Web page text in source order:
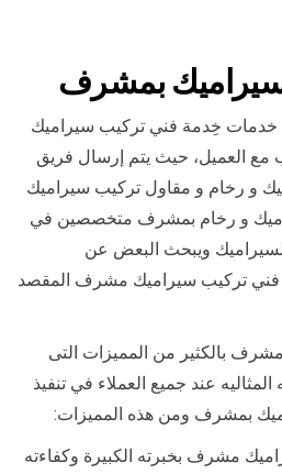
بمشرف
خدمات خِدمة فني تركيب سيراميك
العميل، حيث يتم إرسال فريق
و رخام و مقاول تركيب سيراميك
و رخام بمشرف متخصصين في
ويبحث البعض عن
فني تركيب سيراميك مشرف المقصد
بالكثير من المميزات التى
عند جميع العملاء في تنفيذ
بمشرف ومن هذه المميزات:
مشرف بخبرته الكبيرة وكفاءته